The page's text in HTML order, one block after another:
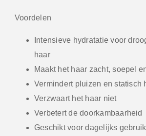
Voordelen
Intensieve hydratatie voor
haar
Maakt het haar zacht, soepel
Vermindert pluizen en statisch
Verzwaart het haar niet
Verbetert de doorkambaarheid
Geschikt voor dagelijks gebruik